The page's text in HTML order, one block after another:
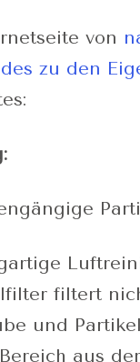
von
zu den
filtert
und
aus